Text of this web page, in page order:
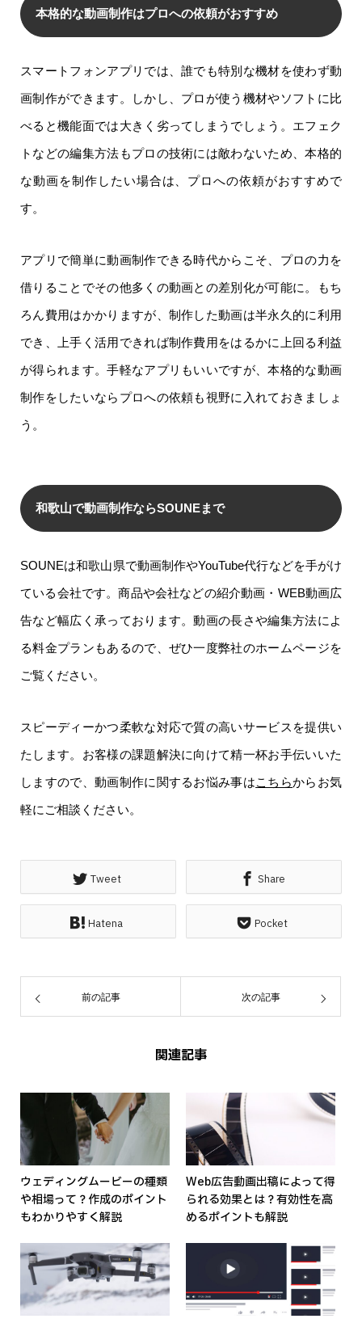
本格的な動画制作はプロへの依頼がおすすめ
スマートフォンアプリでは、誰でも特別な機材を使わず動
画制作ができます。しかし、プロが使う機材やソフトに比
べると機能面では大きく劣ってしまうでしょう。エフェク
トなどの編集方法もプロの技術には敵わないため、本格的
な動画を制作したい場合は、プロへの依頼がおすすめで
す。
アプリで簡単に動画制作できる時代からこそ、プロの力を
借りることでその他多くの動画との差別化が可能に。もち
ろん費用はかかりますが、制作した動画は半永久的に利用
でき、上手く活用できれば制作費用をはるかに上回る利益
が得られます。手軽なアプリもいいですが、本格的な動画
制作をしたいならプロへの依頼も視野に入れておきましょ
う。
和歌山で動画制作ならSOUNEまで
SOUNEは和歌山県で動画制作やYouTube代行などを手がけ
ている会社です。商品や会社などの紹介動画・WEB動画広
告など幅広く承っております。動画の長さや編集方法によ
る料金プランもあるので、ぜひ一度弊社のホームページを
ご覧ください。
スピーディーかつ柔軟な対応で質の高いサービスを提供い
たします。お客様の課題解決に向けて精一杯お手伝いいた
しますので、動画制作に関するお悩み事はこちらからお気
軽にご相談ください。
Tweet Share
Hatena Pocket
前の記事 次の記事
関連記事
ウェディングムービーの種類
や相場って？作成のポイント
もわかりやすく解説
Web広告動画出稿によって得
られる効果とは？有効性を高
めるポイントも解説